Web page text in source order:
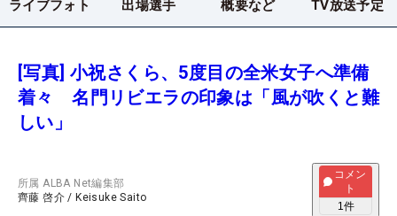
ライブフォト 出場選手 概要など TV放送予定
[写真] 小祝さくら、5度目の全米女子へ準備
着々 名門リビエラの印象は「風が吹くと難
しい」
所属ALBA Net編集部
齊藤 啓介 / Keisuke Saito
コメン
ト
1件